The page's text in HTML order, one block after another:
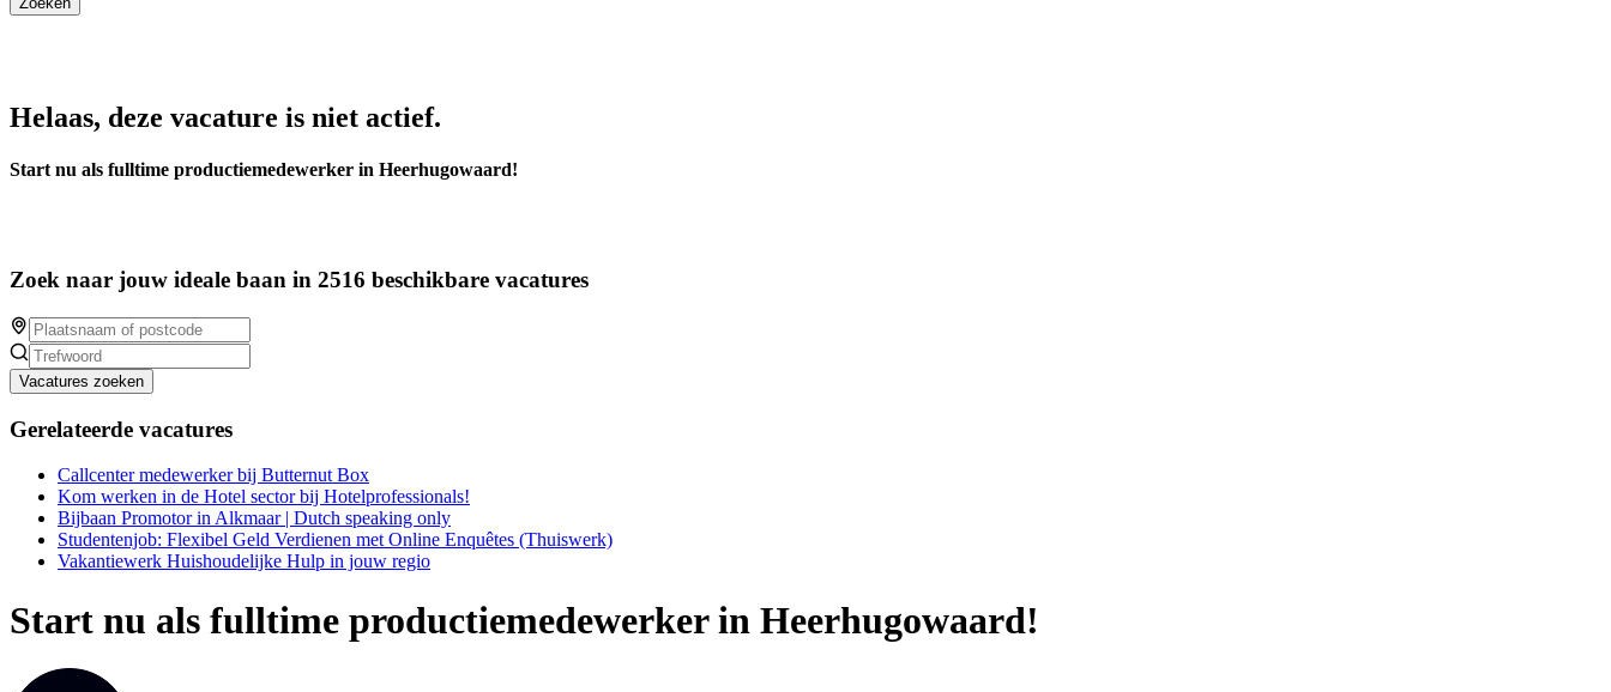
Helaas, deze vacature is niet actief.
Start nu als fulltime productiemedewerker in Heerhugowaard!
Zoek naar jouw ideale baan in 2516 beschikbare vacatures
Vacatures zoeken
Gerelateerde vacatures
Callcenter medewerker bij Butternut Box
Kom werken in de Hotel sector bij Hotelprofessionals!
Bijbaan Promotor in Alkmaar | Dutch speaking only
Studentenjob: Flexibel Geld Verdienen met Online Enquêtes (Thuiswerk)
Vakantiewerk Huishoudelijke Hulp in jouw regio
Start nu als fulltime productiemedewerker in Heerhugowaard!